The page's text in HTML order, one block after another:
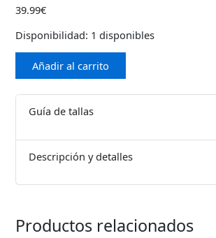
39.99€
Disponibilidad: 1 disponibles
RastaAñadir al carrito
Guía de tallas
Descripción y detalles
Productos relacionados